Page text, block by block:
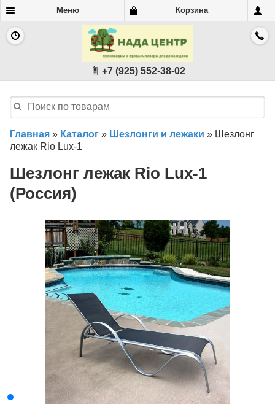
Меню Корзина
+7 (925) 552-38-02
Главная » Каталог » Шезлонги и лежаки » Шезлонг
лежак Rio Lux-1
Шезлонг лежак Rio Lux-1
(Россия)